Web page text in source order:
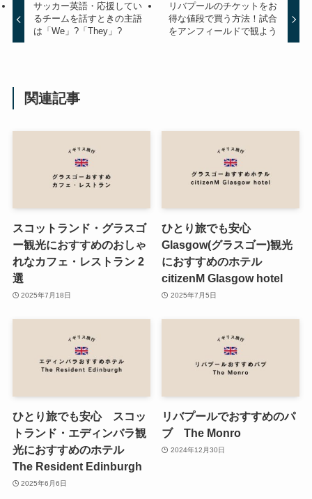
サッカー英語・応援してい
るチームを話すときの主語
は「We」?「They」?
リバプールのチケットをお
得な値段で買う方法！試合
をアンフィールドで観よう
関連記事
スコットランド・グラスゴ
ー観光におすすめのおしゃ
れなカフェ・レストラン 2
選
2025年7月18日
ひとり旅でも安心
Glasgow(グラスゴー)観光
におすすめのホテル
citizenM Glasgow hotel
2025年7月5日
ひとり旅でも安心 スコッ
トランド・エディンバラ観
光におすすめのホテル
The Resident Edinburgh
2025年6月6日
リバプールでおすすめのパ
ブ The Monro
2024年12月30日